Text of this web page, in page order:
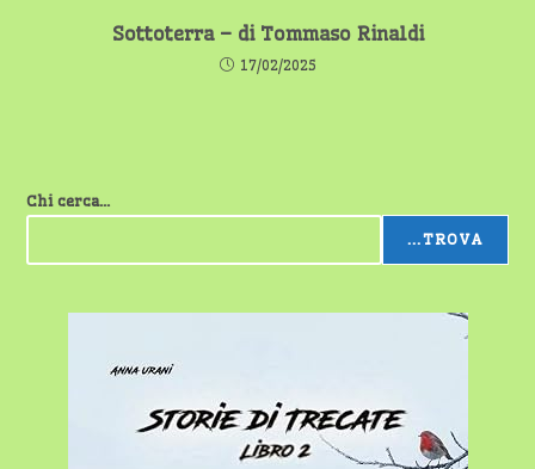
Sottoterra – di Tommaso Rinaldi
17/02/2025
Chi cerca...
...TROVA